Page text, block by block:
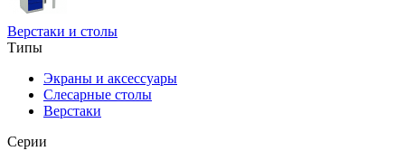
Верстаки и столы
Типы
Экраны и аксессуары
Слесарные столы
Верстаки
Серии